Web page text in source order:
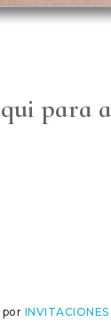
para
por